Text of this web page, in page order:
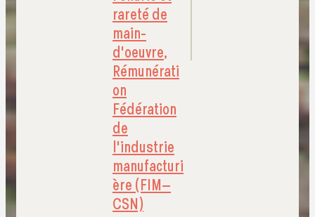
rareté de
main-
d'oeuvre,
Rémunérati
on
Fédération
de
l'industrie
manufacturi
ère (FIM–
CSN)